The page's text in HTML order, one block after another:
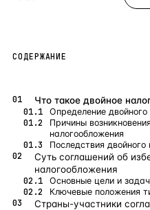
Локация
ЧАСТО ИЩУТ
ВСЕ НАПРАВЛЕНИЯ →
СОДЕРЖАНИЕ
Что такое двойное
Определение двойного
Причины
налогообложения
Последствия двойного
Суть соглашений об
налогообложения
Основные цели и
Ключевые положения
Страны-участники